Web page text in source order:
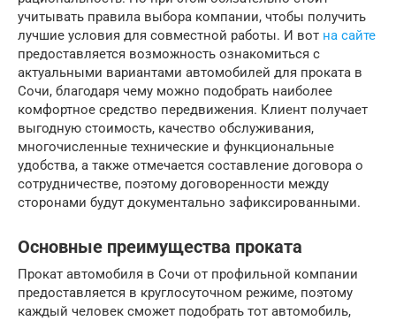
учитывать правила выбора компании, чтобы получить
лучшие условия для совместной работы. И вот на сайте
предоставляется возможность ознакомиться с
актуальными вариантами автомобилей для проката в
Сочи, благодаря чему можно подобрать наиболее
комфортное средство передвижения. Клиент получает
выгодную стоимость, качество обслуживания,
многочисленные технические и функциональные
удобства, а также отмечается составление договора о
сотрудничестве, поэтому договоренности между
сторонами будут документально зафиксированными.
Основные преимущества проката
Прокат автомобиля в Сочи от профильной компании
предоставляется в круглосуточном режиме, поэтому
каждый человек сможет подобрать тот автомобиль,